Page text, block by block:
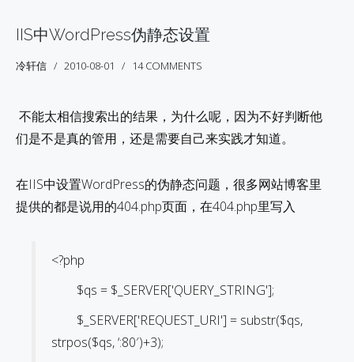
IIS中WordPress伪静态设置
冷轩信 2010-08-01 14 COMMENTS
不能太相信搜索出的结果，为什么呢，因为不好判断他
们是不是真的管用，还是需要自己来实践才知道。
在IIS中设置WordPress的伪静态问题，很多网站博客里
提供的都是说用的404.php页面，在404.php里写入
<?php
$qs = $_SERVER['QUERY_STRING'];
$_SERVER['REQUEST_URI'] = substr($qs,
strpos($qs, ‘:80′)+3);